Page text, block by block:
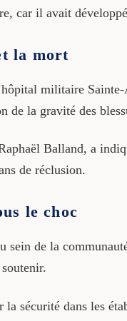
car il avait
la mort
militaire
de la gravité des
Balland, a
de réclusion.
le choc
sein de la
sécurité dans les